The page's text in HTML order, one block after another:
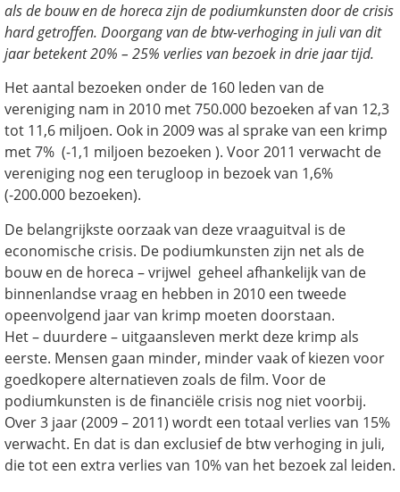
als de bouw en de horeca zijn de podiumkunsten door de crisis
hard getroffen. Doorgang van de btw-verhoging in juli van dit
jaar betekent 20% – 25% verlies van bezoek in drie jaar tijd.
Het aantal bezoeken onder de 160 leden van de
vereniging nam in 2010 met 750.000 bezoeken af van 12,3
tot 11,6 miljoen. Ook in 2009 was al sprake van een krimp
met 7% (-1,1 miljoen bezoeken ). Voor 2011 verwacht de
vereniging nog een terugloop in bezoek van 1,6%
(-200.000 bezoeken).
De belangrijkste oorzaak van deze vraaguitval is de
economische crisis. De podiumkunsten zijn net als de
bouw en de horeca – vrijwel geheel afhankelijk van de
binnenlandse vraag en hebben in 2010 een tweede
opeenvolgend jaar van krimp moeten doorstaan.
Het – duurdere – uitgaansleven merkt deze krimp als
eerste. Mensen gaan minder, minder vaak of kiezen voor
goedkopere alternatieven zoals de film. Voor de
podiumkunsten is de financiële crisis nog niet voorbij.
Over 3 jaar (2009 – 2011) wordt een totaal verlies van 15%
verwacht. En dat is dan exclusief de btw verhoging in juli,
die tot een extra verlies van 10% van het bezoek zal leiden.